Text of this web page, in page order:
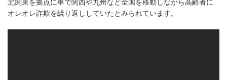
北関東を拠点に車で関西や九州など全国を移動しながら高齢者に
オレオレ詐欺を繰り返ししていたとみられています。